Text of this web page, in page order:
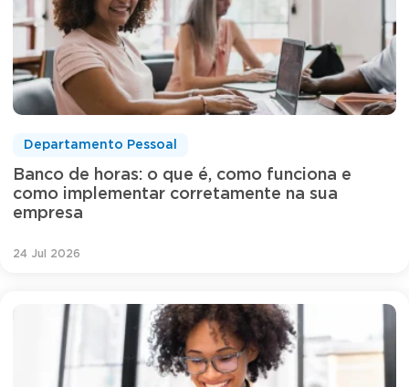
Banco de horas: o que é, como funciona e
como implementar corretamente na sua
empresa
Departamento Pessoal
24 Jul 2026